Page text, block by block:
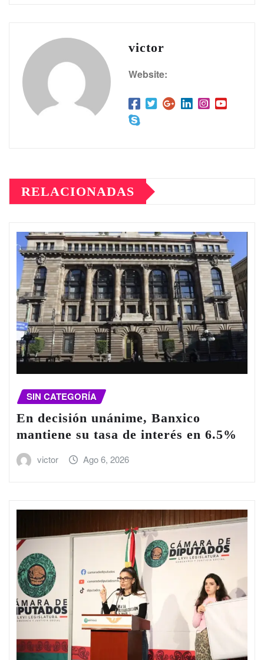
victor
Website:
RELACIONADAS
SIN CATEGORÍA
En decisión unánime, Banxico
mantiene su tasa de interés en 6.5%
victor Ago 6, 2026